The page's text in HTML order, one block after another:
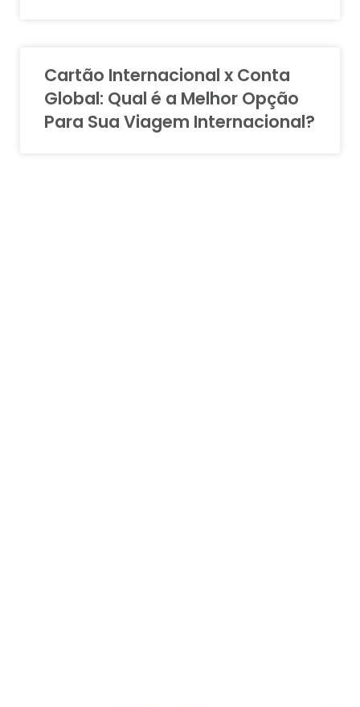
Cartão Internacional x Conta
Global: Qual é a Melhor Opção
Para Sua Viagem Internacional?